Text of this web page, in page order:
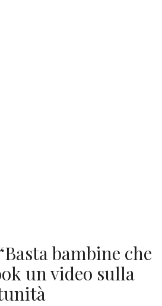
bambine che
un video sulla